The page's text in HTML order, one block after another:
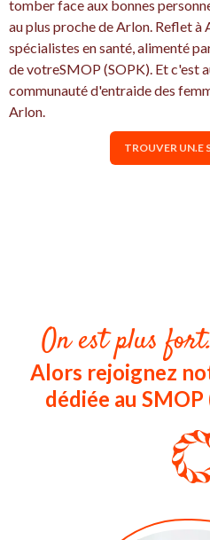
tomber face aux bonnes
au plus proche de Arlon. Reflet à
spécialistes en santé, alimenté
de votreSMOP (SOPK). Et c'est
communauté d'entraide des
Arlon.
TROUVER UN.E
On est plus
Alors rejoignez
dédiée au